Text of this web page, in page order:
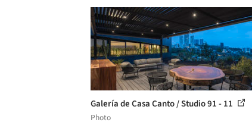
Galería de Casa Canto / Studio 91 - 11
Photo